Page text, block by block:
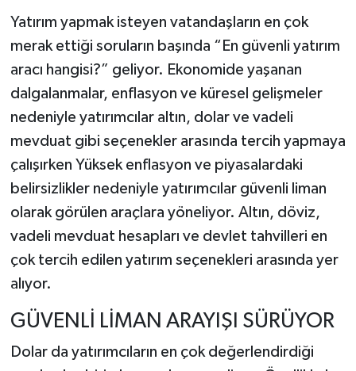
Yatırım yapmak isteyen vatandaşların en çok
merak ettiği soruların başında “En güvenli yatırım
aracı hangisi?” geliyor. Ekonomide yaşanan
dalgalanmalar, enflasyon ve küresel gelişmeler
nedeniyle yatırımcılar altın, dolar ve vadeli
mevduat gibi seçenekler arasında tercih yapmaya
çalışırken Yüksek enflasyon ve piyasalardaki
belirsizlikler nedeniyle yatırımcılar güvenli liman
olarak görülen araçlara yöneliyor. Altın, döviz,
vadeli mevduat hesapları ve devlet tahvilleri en
çok tercih edilen yatırım seçenekleri arasında yer
alıyor.
GÜVENLİ LİMAN ARAYIŞI SÜRÜYOR
Dolar da yatırımcıların en çok değerlendirdiği